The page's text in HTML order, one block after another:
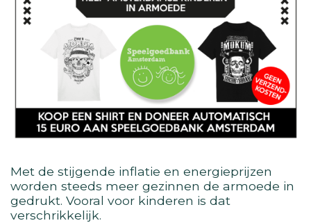
Met de stijgende inflatie en energieprijzen
worden steeds meer gezinnen de armoede in
gedrukt. Vooral voor kinderen is dat
verschrikkelijk.